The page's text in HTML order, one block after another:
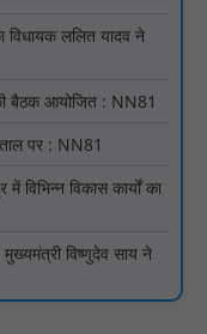
बैठक आयोजित : NN81
पर : NN81
विभिन्न विकास कार्यों का
विष्णुदेव साय ने
नेल्लानार ग्रामों में बढ़ी